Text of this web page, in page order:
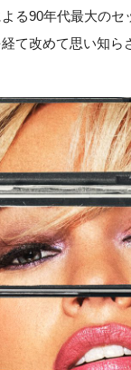
る90年代最大の
て改めて思い知